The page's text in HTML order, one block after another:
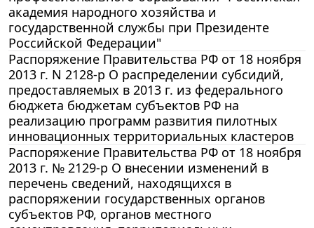
академия народного хозяйства и
государственной службы при Президенте
Российской Федерации"
Распоряжение Правительства РФ от 18 ноября
2013 г. N 2128-р О распределении субсидий,
предоставляемых в 2013 г. из федерального
бюджета бюджетам субъектов РФ на
реализацию программ развития пилотных
инновационных территориальных кластеров
Распоряжение Правительства РФ от 18 ноября
2013 г. № 2129-р О внесении изменений в
перечень сведений, находящихся в
распоряжении государственных органов
субъектов РФ, органов местного